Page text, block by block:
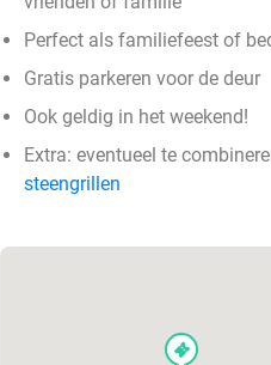
Perfect als familiefeest of
Gratis parkeren voor de deur
Ook geldig in het weekend!
Extra: eventueel te
steengrillen
events